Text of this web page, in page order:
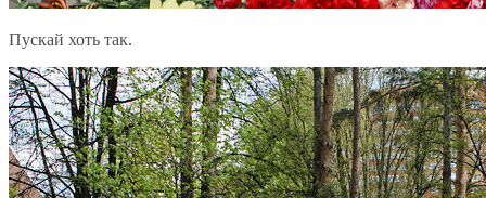
Пускай хоть так.